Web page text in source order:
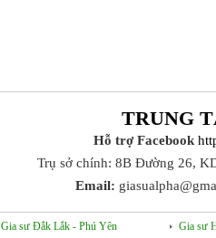
TRUNG
Hỗ trợ Facebook
Trụ sở chính: 8B Đường 26,
Email:
Gia sư Đắk Lắk - Phú Yên
Gia sư